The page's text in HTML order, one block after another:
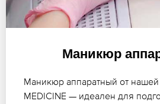
Маникюр
Маникюр аппаратный от нашей
MEDICINE — идеален для